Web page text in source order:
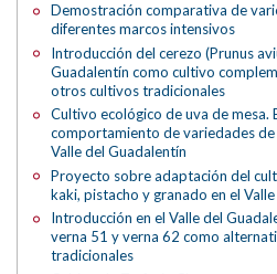
Demostración comparativa de
diferentes marcos intensivos
Introducción del cerezo (Prunus
Guadalentín como cultivo
otros cultivos tradicionales
Cultivo ecológico de uva de mesa.
comportamiento de variedades de
Valle del Guadalentín
Proyecto sobre adaptación del
kaki, pistacho y granado en el
Introducción en el Valle del
verna 51 y verna 62 como
tradicionales